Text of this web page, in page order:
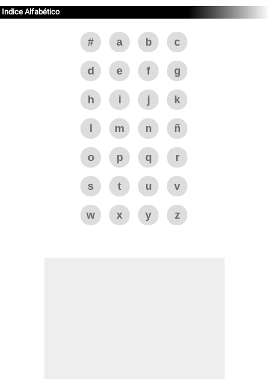
Indice Alfabético
# a b c
d e f g
h i j k
m n ñ
o p q r
s t u v
w x y z